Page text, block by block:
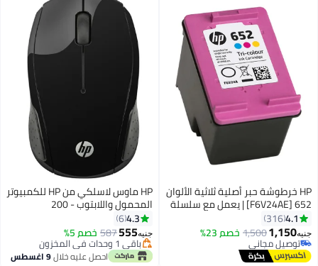
HP خرطوشة حبر أصلية ثلاثية الألوان
652 [F6V24AE] | يعمل مع سلسلة
HP DeskJet 1100، 2100، 2200،
3600، 3700، 3800، 4500، 4600،
5000، 5200
4.1
316
جنيه1,150
1,500خصم 23%
توصيل مجاني
توصيل مجاني
HP ماوس لاسلكي من HP للكمبيوتر
المحمول واللابتوب - 200
4.3
6
جنيه555
587 خصم 5%
باقي 1 وحدات في المخزون
باقي 1 وحدات في المخزون احصل عليه خلال9 اغسطس